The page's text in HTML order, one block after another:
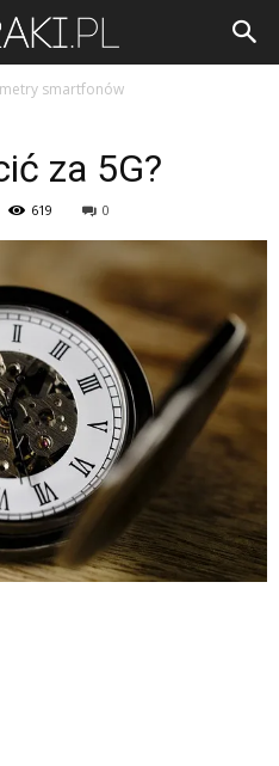
smartfonów
za 5G?
619 0